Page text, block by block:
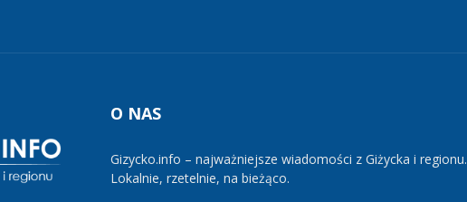
O NAS
Gizycko.info – najważniejsze wiadomości z Giżycka i regionu.
Lokalnie, rzetelnie, na bieżąco.